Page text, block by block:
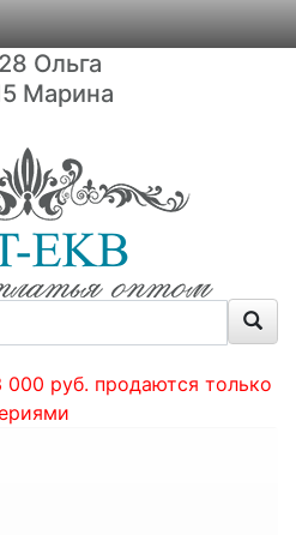
Ольга
Марина
руб. продаются только